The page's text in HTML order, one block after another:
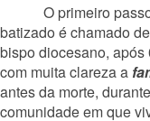
O primeiro passo
batizado é chamado de
bispo diocesano, após
com muita clareza a
antes da morte,
comunidade em que